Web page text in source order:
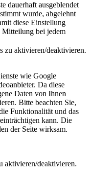
dauerhaft ausgeblendet
wurde, abgelehnt
diese Einstellung
bei jedem
zu aktivieren/deaktivieren.
wie Google
Da diese
Daten von Ihnen
Bitte beachten Sie,
Funktionalität und das
kann. Die
der Seite wirksam.
aktivieren/deaktivieren.